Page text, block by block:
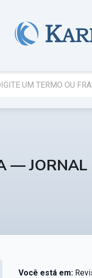
—
Você está em: